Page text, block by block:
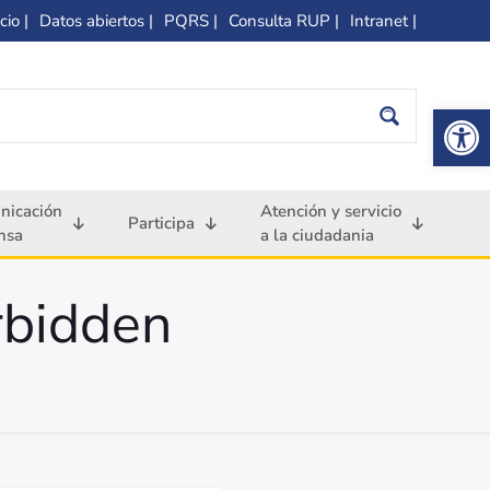
| Datos abiertos | PQRS | Consulta RUP | Intranet |
Participa
Atención y servicio
a la ciudadania